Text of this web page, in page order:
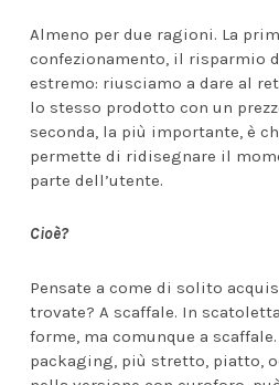
Almeno per due ragioni. La
confezionamento, il risparmio
estremo: riusciamo a dare al
lo stesso prodotto con un
seconda, la più importante, è
permette di ridisegnare il
parte dell’utente.
Cioè?
Pensate a come di solito
trovate? A scaffale. In
forme, ma comunque a
packaging, più stretto, piatto,